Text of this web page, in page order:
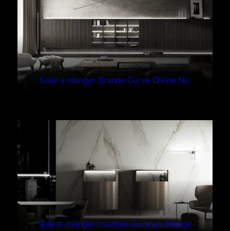
Salle à manger Brande Curve Chêne Nic
Salle à manger courbée en noyer Matige